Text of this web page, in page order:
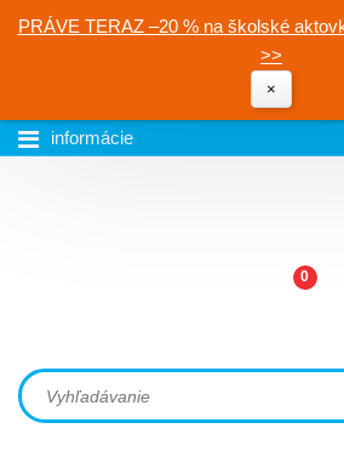
PRÁVE TERAZ –20 % na školské
>>
×
informácie
0